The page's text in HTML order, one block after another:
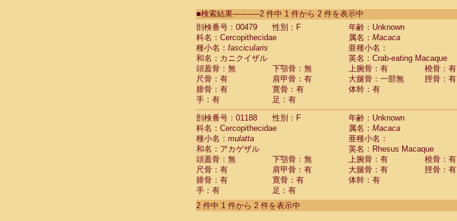
CebidaeSaguinus labiatus(0)
Cebidae Saguinus leucopus (0)
CebidaeSaguinus midas
CebidaeSaguinus mystax
CebidaeSaguinus nigricollis (1)
Cebidae Saguinus oedipus
Cebidae Saguinus weddelli
Cebidae Saguinusspp.
Cebidae Aotus trivirgatus
Cebidae Cebus albifrons
CebidaeCebus apella
Cebidae
CebidaeCebus nigrivittatus
Cebidae Cebusspp.(0)
Cebidae Saimiri boliviensis
Cebidae Saimiri sciureus
Atelidae Alouatta caraya
AtelidaeAlouatta fusca
AtelidaeAlouatta seniculus
■検索結果-----------2 件中 1 件から 2 件を表示中
剖検番号：00479
性別：F
年齢：Unknown
科名：Cercopithecidae
属名： Macaca
種小名： fascicularis
亜種小名：
和名：カニクイザル
英名：Crab-eating Macaque
頭蓋骨：無
下顎骨：無 上腕骨：有
橈骨：有
尺骨：有
肩甲骨：有 大腿骨：一部無
脛骨：有
腓骨：有
寛骨：有
体幹：有
手：有
足：有
剖検番号：01188
性別：F
年齢：Unknown
科名：Cercopithecidae
属名： Macaca
種小名： mulatta
亜種小名：
和名：アカゲザル
英名：Rhesus Macaque
頭蓋骨：無
下顎骨：無 上腕骨：有
橈骨：有
尺骨：有
肩甲骨：有 大腿骨：有
脛骨：有
腓骨：有
寛骨：有
体幹：有
手：有
足：有
2 件中 1 件から 2 件を表示中